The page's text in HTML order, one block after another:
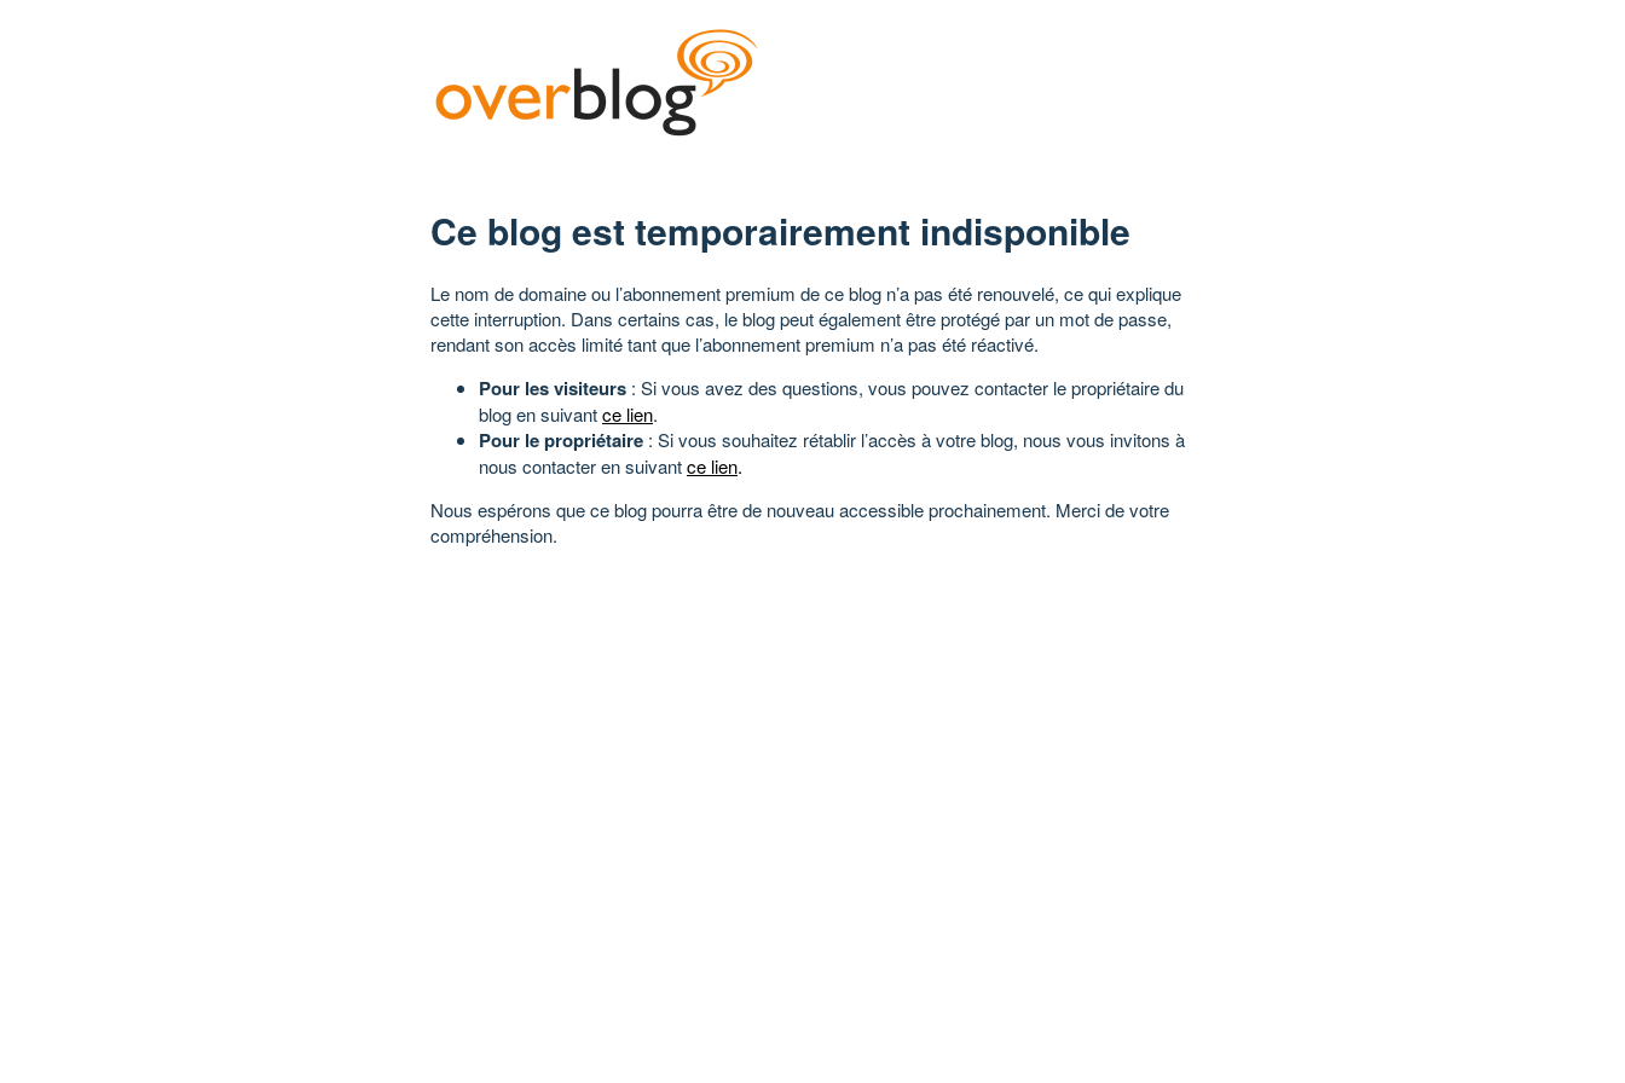
Ce blog est temporairement indisponible
Le nom de domaine ou l’abonnement premium de ce blog n’a pas été renouvelé, ce qui explique
cette interruption. Dans certains cas, le blog peut également être protégé par un mot de passe,
rendant son accès limité tant que l’abonnement premium n’a pas été réactivé.
Pour les visiteurs : Si vous avez des questions, vous pouvez contacter le propriétaire du
blog en suivantce lien.
Pour le propriétaire : Si vous souhaitez rétablir l’accès à votre blog, nous vous invitons à
nous contacter en suivantce lien.
Nous espérons que ce blog pourra être de nouveau accessible prochainement. Merci de votre
compréhension.